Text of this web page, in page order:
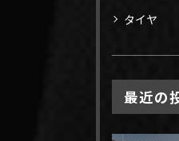
タイヤ
最近の